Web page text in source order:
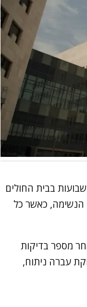
בבית החולים
הנשימה, כאשר כל
מספר בדיקות
רק אחת ל-50,000 לידות. התינוקת עברה ניתוח,